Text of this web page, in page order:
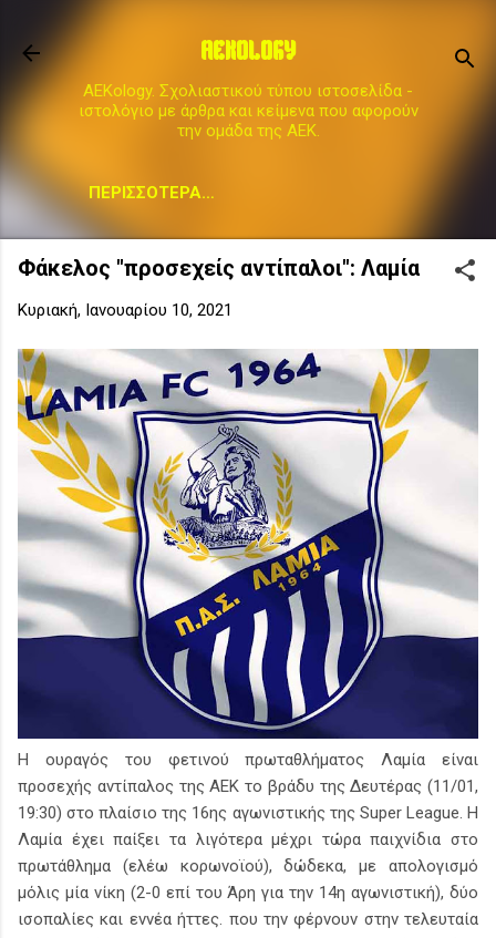
AEKOLOGY
AEKology. Σχολιαστικού τύπου ιστοσελίδα -
ιστολόγιο με άρθρα και κείμενα που αφορούν
την ομάδα της ΑΕΚ.
ΠΕΡΙΣΣΌΤΕΡΑ…
Φάκελος "προσεχείς αντίπαλοι": Λαμία
Κυριακή, Ιανουαρίου 10, 2021
Η ουραγός του φετινού πρωταθλήματος Λαμία είναι
προσεχής αντίπαλος της ΑΕΚ το βράδυ της Δευτέρας (11/01,
19:30) στο πλαίσιο της 16ης αγωνιστικής της Super League. Η
Λαμία έχει παίξει τα λιγότερα μέχρι τώρα παιχνίδια στο
πρωτάθλημα (ελέω κορωνοϊού), δώδεκα, με απολογισμό
μόλις μία νίκη (2-0 επί του Άρη για την 14η αγωνιστική), δύο
ισοπαλίες και εννέα ήττες. που την φέρνουν στην τελευταία